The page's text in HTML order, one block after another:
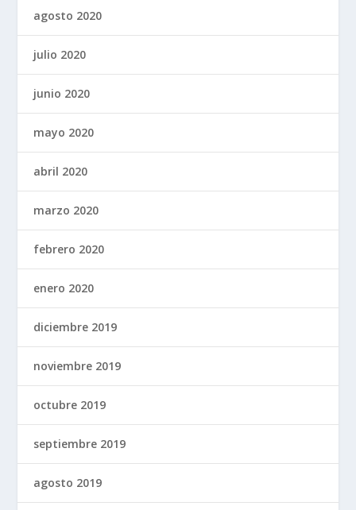
agosto 2020
julio 2020
junio 2020
mayo 2020
abril 2020
marzo 2020
febrero 2020
enero 2020
diciembre 2019
noviembre 2019
octubre 2019
septiembre 2019
agosto 2019